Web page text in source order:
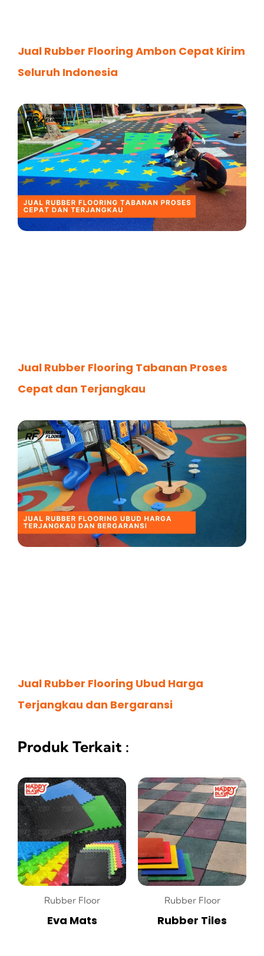
Jual Rubber Flooring Ambon Cepat Kirim
Seluruh Indonesia
Jual Rubber Flooring Tabanan Proses
Cepat dan Terjangkau
Jual Rubber Flooring Ubud Harga
Terjangkau dan Bergaransi
Produk Terkait :
Rubber Floor
Eva Mats
Rubber Floor
Rubber Tiles